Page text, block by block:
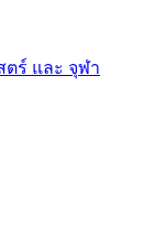
ตร์ และ จุฬา